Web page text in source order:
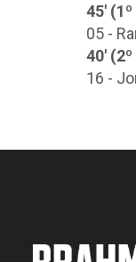
45'
05 -
40'
16 -